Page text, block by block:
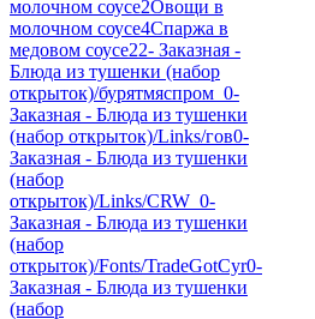
молочном соусе2Овощи в
молочном соусе4Спаржа в
медовом соусе22- Заказная -
Блюда из тушенки (набор
открыток)/бурятмяспром_ 0-
Заказная - Блюда из тушенки
(набор открыток)/Links/гов0-
Заказная - Блюда из тушенки
(набор
открыток)/Links/CRW_ 0-
Заказная - Блюда из тушенки
(набор
открыток)/Fonts/TradeGotCyr0-
Заказная - Блюда из тушенки
(набор